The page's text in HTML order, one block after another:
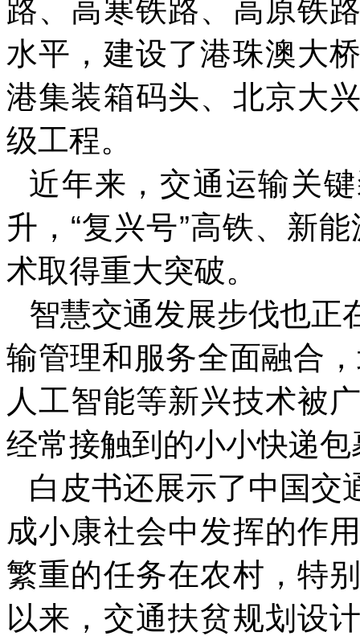
路、高寒铁路、高原铁
水平，建设了港珠澳大
港集装箱码头、北京大
级工程。
近年来，交通运输关
升，“复兴号”高铁、新
术取得重大突破。
智慧交通发展步伐也正
输管理和服务全面融合
人工智能等新兴技术被
经常接触到的小小快递
白皮书还展示了中国交
成小康社会中发挥的作
繁重的任务在农村，特
以来，交通扶贫规划设